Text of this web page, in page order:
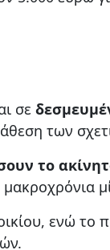
σε
των
το
μακροχρόνια
ενώ το